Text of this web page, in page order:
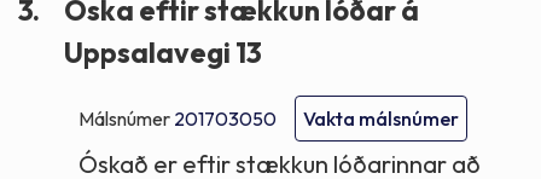
3.
Óska eftir stækkun lóðar á
Uppsalavegi 13
Málsnúmer 201703050 Vakta málsnúmer
Óskað er eftir stækkun lóðarinnar að